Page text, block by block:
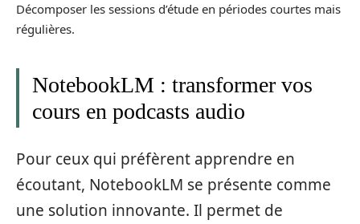
Décomposer les sessions d’étude en périodes courtes mais
régulières.
NotebookLM : transformer vos
cours en podcasts audio
Pour ceux qui préfèrent apprendre en
écoutant, NotebookLM se présente comme
une solution innovante. Il permet de